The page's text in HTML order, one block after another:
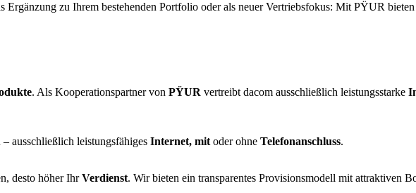
Ergänzung zu Ihrem bestehenden Portfolio oder als neuer Vertriebsfokus: Mit PΫUR
. Als Kooperationspartner von PŸUR vertreibt dacom ausschließlich leistungsstarke
ausschließlich leistungsfähiges Internet, mit oder ohne Telefonanschluss.
desto höher IhrVerdienst. Wir bieten ein transparentes Provisionsmodell mit attraktiven